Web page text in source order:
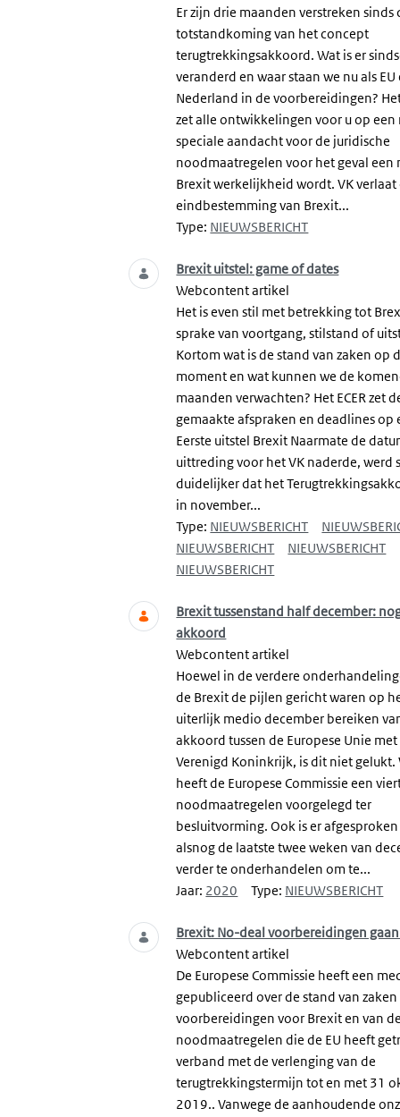
Er zijn drie maanden verstreken sinds
totstandkoming van het concept
terugtrekkingsakkoord. Wat is er
veranderd en waar staan we nu als EU
Nederland in de voorbereidingen? Het
zet alle ontwikkelingen voor u op een
speciale aandacht voor de juridische
noodmaatregelen voor het geval een
Brexit werkelijkheid wordt. VK verlaat
eindbestemming van Brexit...
Type: NIEUWSBERICHT
Brexit uitstel: game of dates
Webcontent artikel
Het is even stil met betrekking tot
sprake van voortgang, stilstand of
Kortom wat is de stand van zaken op
moment en wat kunnen we de
maanden verwachten? Het ECER zet
gemaakte afspraken en deadlines op
Eerste uitstel Brexit Naarmate de
uittreding voor het VK naderde, werd
duidelijker dat het
in november...
Type: NIEUWSBERICHT
NIEUWSBERICHT
NIEUWSBERICHT
NIEUWSBERICHT
Brexit tussenstand half december:
akkoord
Webcontent artikel
Hoewel in de verdere
de Brexit de pijlen gericht waren op
uiterlijk medio december bereiken
akkoord tussen de Europese Unie
Verenigd Koninkrijk, is dit niet gelukt.
heeft de Europese Commissie een
noodmaatregelen voorgelegd ter
besluitvorming. Ook is er
alsnog de laatste twee weken van
verder te onderhandelen om te...
Jaar: 2020 Type: NIEUWSBERICHT
Brexit: No-deal voorbereidingen
Webcontent artikel
De Europese Commissie heeft een
gepubliceerd over de stand van
voorbereidingen voor Brexit en van
noodmaatregelen die de EU heeft
verband met de verlenging van de
terugtrekkingstermijn tot en met 31
2019.. Vanwege de aanhoudende